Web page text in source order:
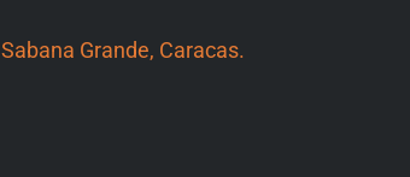
Sabana Grande, Caracas.